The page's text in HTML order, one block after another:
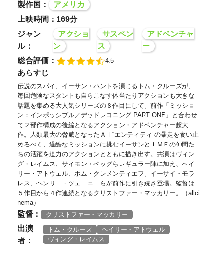
製作国：
アメリカ
上映時間：169分
ジャン
ル：
アクショ
ン
サスペン
ス
アドベンチャ
ー
総合評価：
4.5
あらすじ
伝説のスパイ、イーサン・ハントを演じるトム・クルーズが、
毎回危険なスタントも自らこなす体当たりアクションも大きな
話題を集める大人気シリーズの８作目にして、前作「ミッショ
ン：インポッシブル／デッドレコニング PART ONE」と合わせ
て２部作構成の後編となるアクション・アドベンチャー超大
作。人類最大の脅威となったＡＩ“エンティティ”の暴走を食い止
めるべく、過酷なミッションに挑むイーサンとＩＭＦの仲間た
ちの活躍を迫力のアクションとともに描き出す。共演はヴィン
グ・レイムス、サイモン・ペッグらレギュラー陣に加え、ヘイ
リー・アトウェル、ポム・クレメンティエフ、イーサイ・モラ
レス、ヘンリー・ツェーニーらが前作に引き続き登場。監督は
５作目から４作連続となるクリストファー・マッカリー。（allci
nema）
監督： クリストファー・マッカリー
出演
者：
トム・クルーズ
ヘイリー・アトウェル
ヴィング・レイムス